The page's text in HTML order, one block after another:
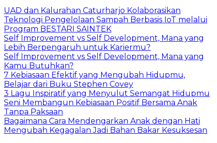
UAD dan Kalurahan Caturharjo Kolaborasikan
Teknologi Pengelolaan Sampah Berbasis IoT melalui
Program BESTARI SAINTEK
Self Improvement vs Self Development, Mana yang
Lebih Berpengaruh untuk Kariermu?
Self Improvement vs Self Development, Mana yang
Kamu Butuhkan?
7 Kebiasaan Efektif yang Mengubah Hidupmu,
Belajar dari Buku Stephen Covey
3 Lagu Inspiratif yang Menyulut Semangat Hidupmu
Seni Membangun Kebiasaan Positif Bersama Anak
Tanpa Paksaan
Bagaimana Cara Mendengarkan Anak dengan Hati
Mengubah Kegagalan Jadi Bahan Bakar Kesuksesan